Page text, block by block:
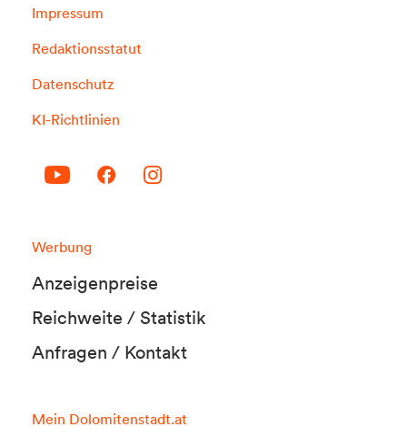
Impressum
Redaktionsstatut
Datenschutz
KI-Richtlinien
Werbung
Anzeigenpreise
Reichweite / Statistik
Anfragen / Kontakt
Mein Dolomitenstadt.at